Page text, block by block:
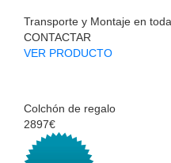
Transporte y Montaje en
CONTACTAR
VER PRODUCTO
Colchón de regalo
2897€